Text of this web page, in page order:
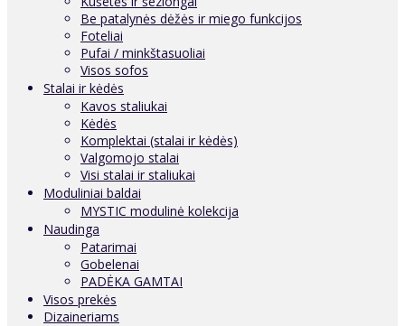
Be patalynės dėžės ir miego funkcijos
Foteliai
Pufai / minkštasuoliai
Visos sofos
Stalai ir kėdės
Kavos staliukai
Kėdės
Komplektai (stalai ir kėdės)
Valgomojo stalai
Visi stalai ir staliukai
Moduliniai baldai
MYSTIC modulinė kolekcija
Naudinga
Patarimai
Gobelenai
PADĖKA GAMTAI
Visos prekės
Dizaineriams